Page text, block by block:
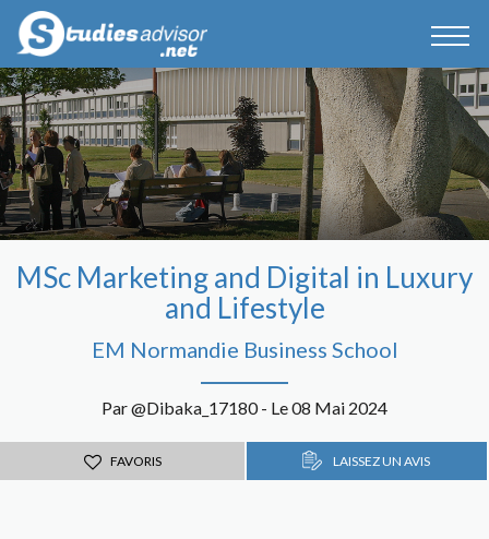
MSc Marketing and Digital in Luxury
and Lifestyle
EM Normandie Business School
Par @Dibaka_17180 - Le 08 Mai 2024
FAVORIS LAISSEZ UN AVIS